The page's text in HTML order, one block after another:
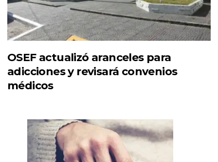
OSEF actualizó aranceles para
adicciones y revisará convenios
médicos